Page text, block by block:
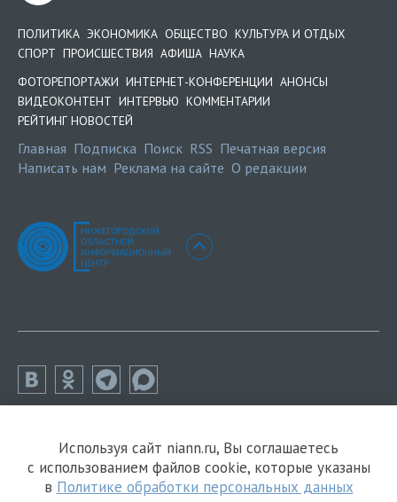
ПОЛИТИКА ЭКОНОМИКА ОБЩЕСТВО КУЛЬТУРА И ОТДЫХ
СПОРТ ПРОИСШЕСТВИЯ АФИША НАУКА
ФОТОРЕПОРТАЖИ ИНТЕРНЕТ-КОНФЕРЕНЦИИ АНОНСЫ
ВИДЕОКОНТЕНТ ИНТЕРВЬЮ КОММЕНТАРИИ
РЕЙТИНГ НОВОСТЕЙ
Главная Подписка Поиск RSS Печатная версия
Написать нам Реклама на сайте О редакции
Используя сайт niann.ru, Вы соглашаетесь
с использованием файлов cookie, которые указаны
в Политике обработки персональных данных